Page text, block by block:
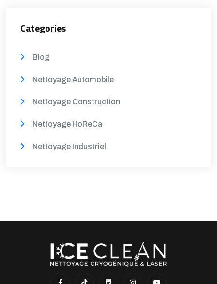
Categories
Blog
Nettoyage Automobile
Nettoyage Construction
Nettoyage HoReCa
Nettoyage Industriel